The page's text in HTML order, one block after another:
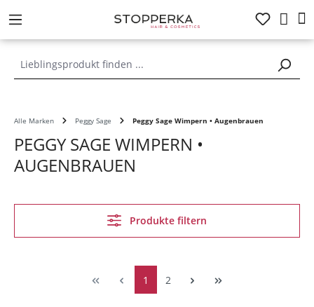
springen
Alle Marken Peggy Sage Peggy Sage Wimpern • Augenbrauen
PEGGY SAGE WIMPERN •
AUGENBRAUEN
Produkte filtern
1 2